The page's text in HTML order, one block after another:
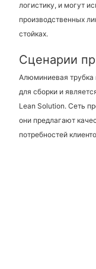
логистику, и могут
производственных
стойках.
Сценарии
Алюминиевая трубка
для сборки и
Lean Solution. Сеть
они предлагают
потребностей